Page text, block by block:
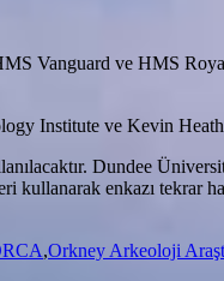
Vanguard ve HMS
Institute ve Kevin
Dundee
enkazı tekrar
,Orkney Arkeoloji